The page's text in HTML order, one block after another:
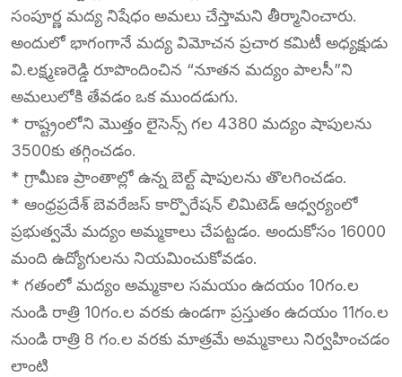
సంపూర్ణ మద్య నిషేధం అమలు చేస్తామని తీర్మానించారు.
అందులో భాగంగానే మద్య విమోచన ప్రచార కమిటీ అధ్యక్షుడు
వి.లక్ష్మణరెడ్డి రూపొందించిన “నూతన మద్యం పాలసీ”ని
అమలులోకి తేవడం ఒక ముందడుగు.
* రాష్ట్రంలోని మొత్తం లైసెన్స్ గల 4380 మద్యం షాపులను
3500కు తగ్గించడం.
* గ్రామీణ ప్రాంతాల్లో ఉన్న బెల్ట్ షాపులను తొలగించడం.
* ఆంధ్రప్రదేశ్ బెవరేజస్ కార్పొరేషన్ లిమిటెడ్ ఆధ్వర్యంలో
ప్రభుత్వమే మద్యం అమ్మకాలు చేపట్టడం. అందుకోసం 16000
మంది ఉద్యోగులను నియమించుకోవడం.
* గతంలో మద్యం అమ్మకాల సమయం ఉదయం 10గం.ల
నుండి రాత్రి 10గం.ల వరకు ఉండగా ప్రస్తుతం ఉదయం 11గం.ల
నుండి రాత్రి 8 గం.ల వరకు మాత్రమే అమ్మకాలు నిర్వహించడం
లాంటి